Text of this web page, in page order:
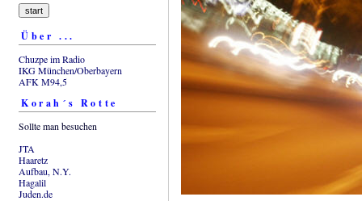
Über ...
Chuzpe im Radio
IKG München/Oberbayern
AFK M94,5
Korah´s Rotte
Sollte man besuchen
JTA
Haaretz
Aufbau, N.Y.
Hagalil
Juden.de